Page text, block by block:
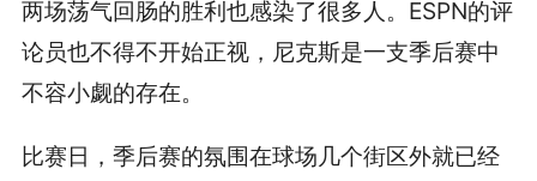
两场荡气回肠的胜利也感染了很多人。ESPN的评
论员也不得不开始正视，尼克斯是一支季后赛中
不容小觑的存在。
比赛日，季后赛的氛围在球场几个街区外就已经